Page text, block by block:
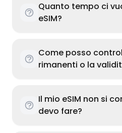
Quanto tempo ci
eSIM?
Come posso
rimanenti o la
Il mio eSIM non si
devo fare?